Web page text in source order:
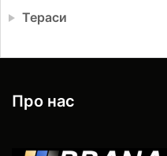
Тераси
Про нас